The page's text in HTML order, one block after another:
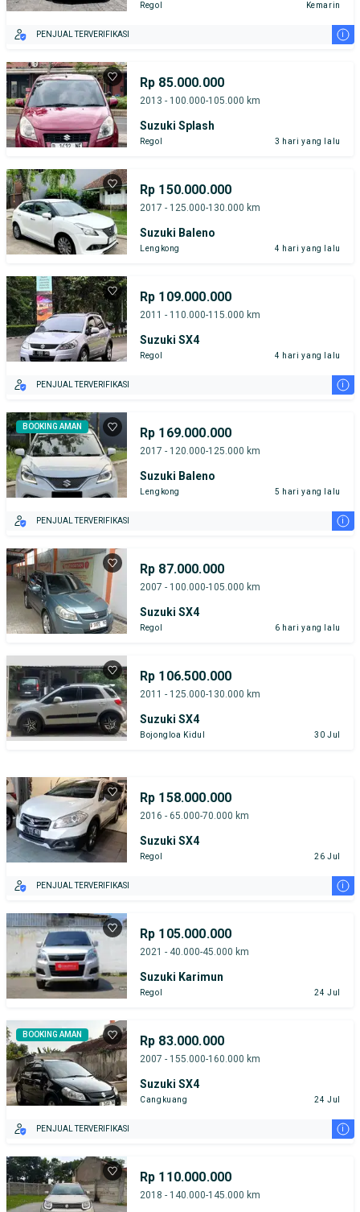
Regol Kemarin
PENJUAL TERVERIFIKASI i
Rp 85.000.000
2013 - 100.000-105.000 km
Suzuki Splash
Regol 3 hari yang lalu
Rp 150.000.000
2017 - 125.000-130.000 km
Suzuki Baleno
Lengkong 4 hari yang lalu
Rp 109.000.000
2011 - 110.000-115.000 km
Suzuki SX4
Regol 4 hari yang lalu
PENJUAL TERVERIFIKASI i
BOOKING AMAN Rp 169.000.000
2017 - 120.000-125.000 km
Suzuki Baleno
Lengkong 5 hari yang lalu
PENJUAL TERVERIFIKASI i
Rp 87.000.000
2007 - 100.000-105.000 km
Suzuki SX4
Regol 6 hari yang lalu
Rp 106.500.000
2011 - 125.000-130.000 km
Suzuki SX4
Bojongloa Kidul 30 Jul
Rp 158.000.000
2016 - 65.000-70.000 km
Suzuki SX4
Regol 26 Jul
PENJUAL TERVERIFIKASI i
Rp 105.000.000
2021 - 40.000-45.000 km
Suzuki Karimun
Regol 24 Jul
BOOKING AMAN Rp 83.000.000
2007 - 155.000-160.000 km
Suzuki SX4
Cangkuang 24 Jul
PENJUAL TERVERIFIKASI i
Rp 110.000.000
2018 - 140.000-145.000 km